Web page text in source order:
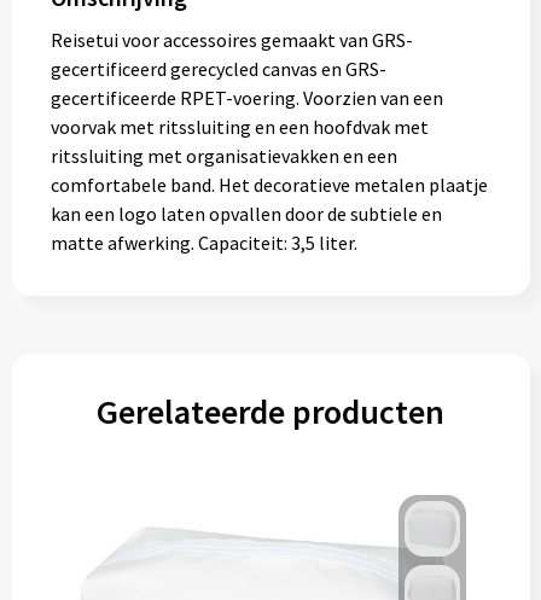
Reisetui voor accessoires gemaakt van GRS-
gecertificeerd gerecycled canvas en GRS-
gecertificeerde RPET-voering. Voorzien van een
voorvak met ritssluiting en een hoofdvak met
ritssluiting met organisatievakken en een
comfortabele band. Het decoratieve metalen plaatje
kan een logo laten opvallen door de subtiele en
matte afwerking. Capaciteit: 3,5 liter.
Gerelateerde producten